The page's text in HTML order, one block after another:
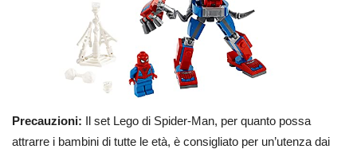
Precauzioni: Il set Lego di Spider-Man, per quanto possa
attrarre i bambini di tutte le età, è consigliato per un’utenza dai